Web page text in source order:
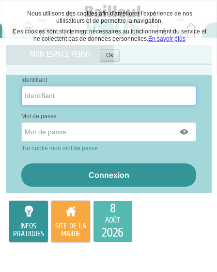
Nous utilisons des cookies afin d'améliorer l'expérience de nos
utilisateurs et de permettre la navigation.
Ces cookies sont strictement nécessaires au fonctionnement du service et
ne collectent pas de données personnelles.En savoir plus
Ok
Accepter
cookies
MON ESPACE PERSO
Identifiant
Mot de passe
J'ai oublié mon mot de passe.
INFOS
PRATIQUES
SITE DE LA
MAIRIE
8
AOÛT
2026